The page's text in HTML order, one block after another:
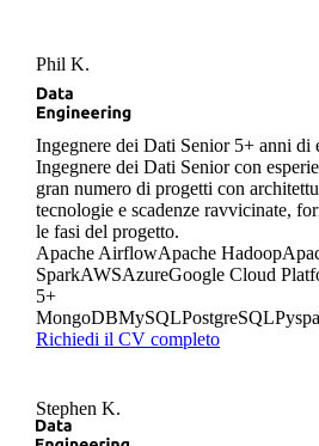
Phil K.
Ingegnere dei Dati Senior 5+ anni di
Ingegnere dei Dati Senior con
gran numero di progetti con
tecnologie e scadenze ravvicinate,
le fasi del progetto.
Apache AirflowApache Hadoop
SparkAWSAzureGoogle Cloud
5+
MongoDBMySQLPostgreSQL
Richiedi il CV completo
Stephen K.